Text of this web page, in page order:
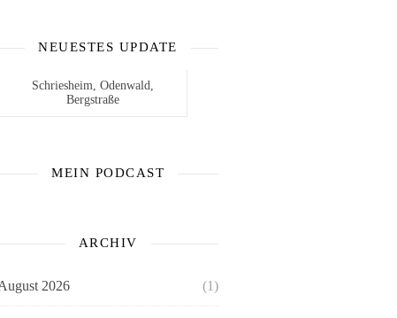
NEUESTES UPDATE
Schriesheim, Odenwald,
Bergstraße
MEIN PODCAST
ARCHIV
2026 (1)